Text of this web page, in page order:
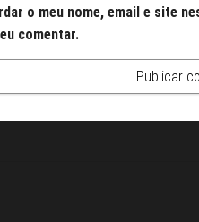
o meu nome, email e site
comentar.